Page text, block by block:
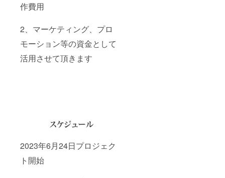
作費用
2、マーケティング、プロ
モーション等の資金として
活用させて頂きます
2023年6月24日プロジェク
ト開始